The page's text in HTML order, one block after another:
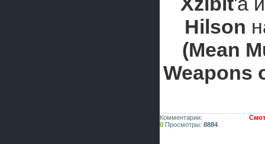
Hilson
(Mean
Weapons
Комментарии:
0 Просмотры: 8884